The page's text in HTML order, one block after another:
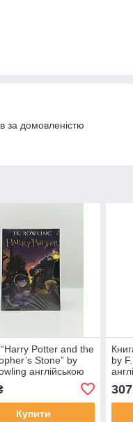
за домовленістю
Potter and the
Stone” by
англійською
Купити
by
307